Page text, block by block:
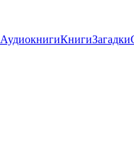
АудиокнигиКнигиЗагадки